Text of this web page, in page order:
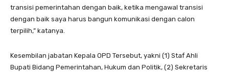
transisi pemerintahan dengan baik, ketika mengawal transisi
dengan baik saya harus bangun komunikasi dengan calon
terpilih,” katanya.
Kesembilan jabatan Kepala OPD Tersebut, yakni (1) Staf Ahli
Bupati Bidang Pemerintahan, Hukum dan Politik, (2) Sekretaris